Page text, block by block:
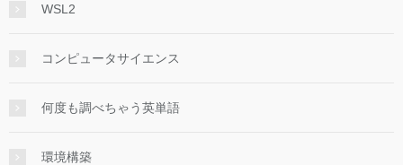
WSL2
コンピュータサイエンス
何度も調べちゃう英単語
環境構築